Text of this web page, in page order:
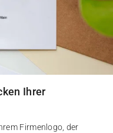
Ihrer
Firmenlogo, der